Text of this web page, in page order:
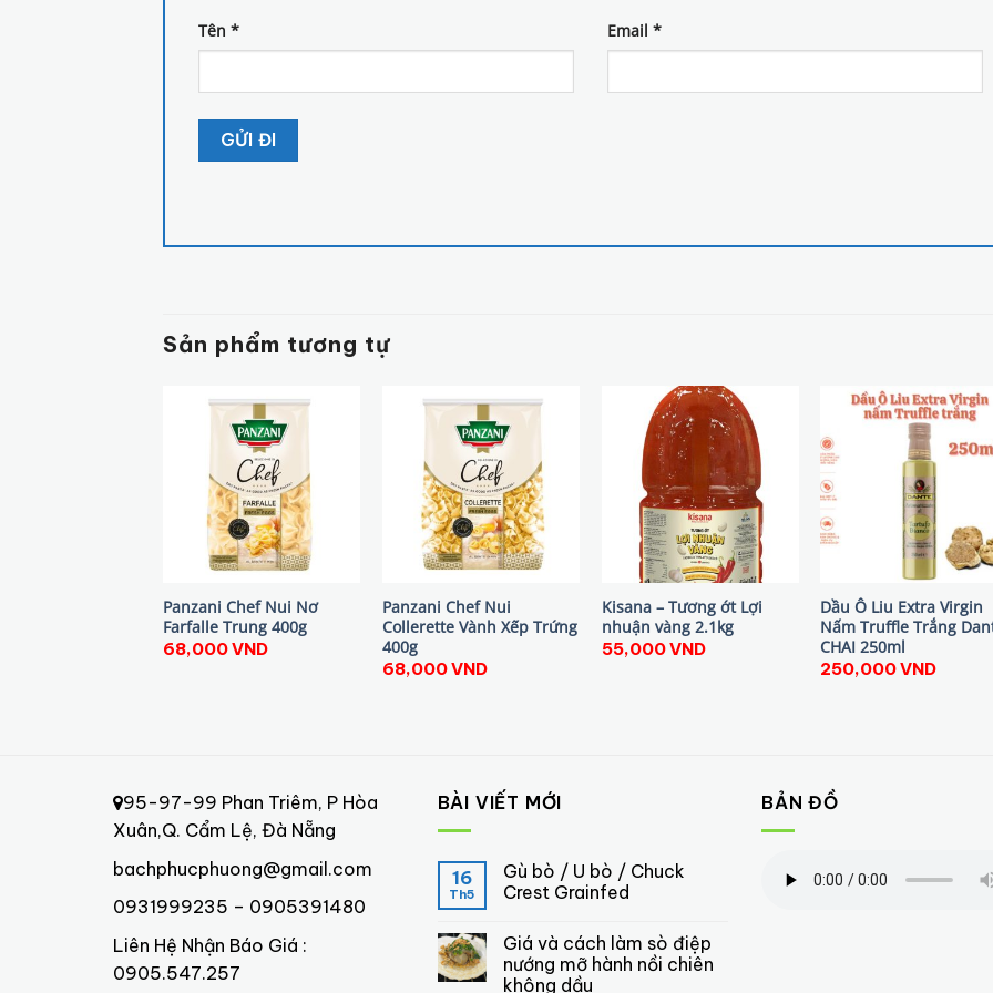
Tên * Email *
Sản phẩm tương tự
Panzani Chef Nui Nơ
Farfalle Trung 400g
68,000VND
Panzani Chef Nui
Collerette Vành Xếp Trứng
400g
68,000VND
Kisana – Tương ớt Lợi
nhuận vàng 2.1kg
55,000VND
Dầu Ô Liu Extra Virgin
Nấm Truffle Trắng
CHAI 250ml
250,000VND
95-97-99 Phan Triêm, P Hòa
Xuân,Q. Cẩm Lệ, Đà Nẵng
bachphucphuong@gmail.com
0931999235 – 0905391480
Liên Hệ Nhận Báo Giá :
0905.547.257
BÀI VIẾT MỚI
16
Th5
Gù bò / U bò / Chuck
Crest Grainfed
Giá và cách làm sò điệp
nướng mỡ hành nồi chiên
không dầu
BẢN ĐỒ